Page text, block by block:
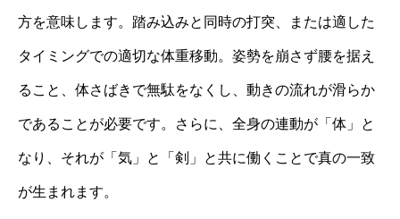
方を意味します。踏み込みと同時の打突、または適した
タイミングでの適切な体重移動。姿勢を崩さず腰を据え
ること、体さばきで無駄をなくし、動きの流れが滑らか
であることが必要です。さらに、全身の連動が「体」と
なり、それが「気」と「剣」と共に働くことで真の一致
が生まれます。